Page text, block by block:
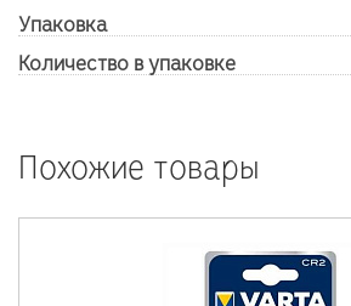
Упаковка
Количество в упаковке
Похожие товары